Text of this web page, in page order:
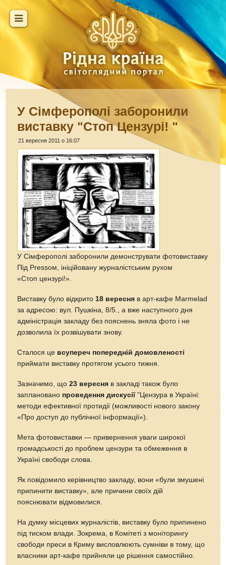
У Сімферополі заборонили
виставку "Стоп Цензурі! "
21 вересня 2011 о 16:07
У Сімферополі заборонили демонструвати фотовиставку
Під Pressом, ініційовану журналістським рухом
«Стоп цензурі!».
Виставку було відкрито 18 вересня в арт-кафе Marmelad
за адресою: вул. Пушкіна, 8/5., а вже наступного дня
адміністрація закладу без пояснень зняла фото і не
дозволила їх розвішувати знову.
Сталося це всупереч попередній домовленості
приймати виставку протягом усього тижня.
Зазначимо, що23 вересня в закладі також було
заплановано проведення дискусії"Цензура в Україні:
методи ефективної протидії (можливості нового закону
«Про доступ до публічної інформації»).
Мета фотовиставки — привернення уваги широкої
громадськості до проблем цензури та обмеження в
Україні свободи слова.
Як повідомило керівництво закладу, вони «були змушені
припинити виставку», але причини своїх дій
пояснювати відмовилися.
На думку місцевих журналістів, виставку було припинено
під тиском влади. Зокрема, в Комітеті з моніторингу
свободи преси в Криму висловлюють сумніви в тому, що
власники арт-кафе прийняли це рішення самостійно.